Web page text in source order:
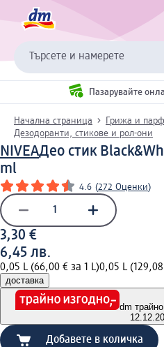
Търсете и намерете
Пазарувайте
Начална страница Грижа и
Дезодоранти, стикове и рол-они
NIVEAДео стик
ml
4.6 (272 Оценки)
3,30 €
6,45 лв.
0,05 L (66,00 € за 1 L)0,05 L
доставка
dm
Добавете в количка